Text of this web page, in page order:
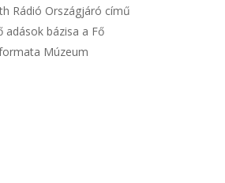
Rádió Országjáró című
bázisa a Fő
Múzeum